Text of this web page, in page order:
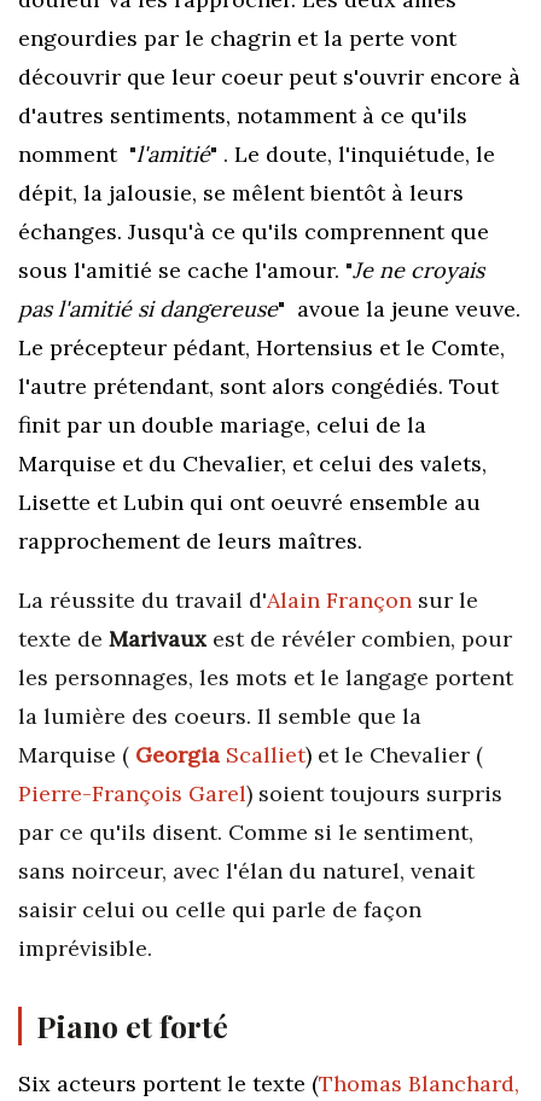
engourdies par le chagrin et la perte vont
découvrir que leur coeur peut s'ouvrir encore à
d'autres sentiments, notamment à ce qu'ils
nomment "l'amitié" . Le doute, l'inquiétude, le
dépit, la jalousie, se mêlent bientôt à leurs
échanges. Jusqu'à ce qu'ils comprennent que
sous l'amitié se cache l'amour. "Je ne croyais
pas l'amitié si dangereuse" avoue la jeune veuve.
Le précepteur pédant, Hortensius et le Comte,
l'autre prétendant, sont alors congédiés. Tout
finit par un double mariage, celui de la
Marquise et du Chevalier, et celui des valets,
Lisette et Lubin qui ont oeuvré ensemble au
rapprochement de leurs maîtres.
La réussite du travail d'Alain Françon sur le
texte de Marivaux est de révéler combien, pour
les personnages, les mots et le langage portent
la lumière des coeurs. Il semble que la
Marquise ( Georgia Scalliet) et le Chevalier (
Pierre-François Garel) soient toujours surpris
par ce qu'ils disent. Comme si le sentiment,
sans noirceur, avec l'élan du naturel, venait
saisir celui ou celle qui parle de façon
imprévisible.
Piano et forté
Six acteurs portent le texte (Thomas Blanchard,